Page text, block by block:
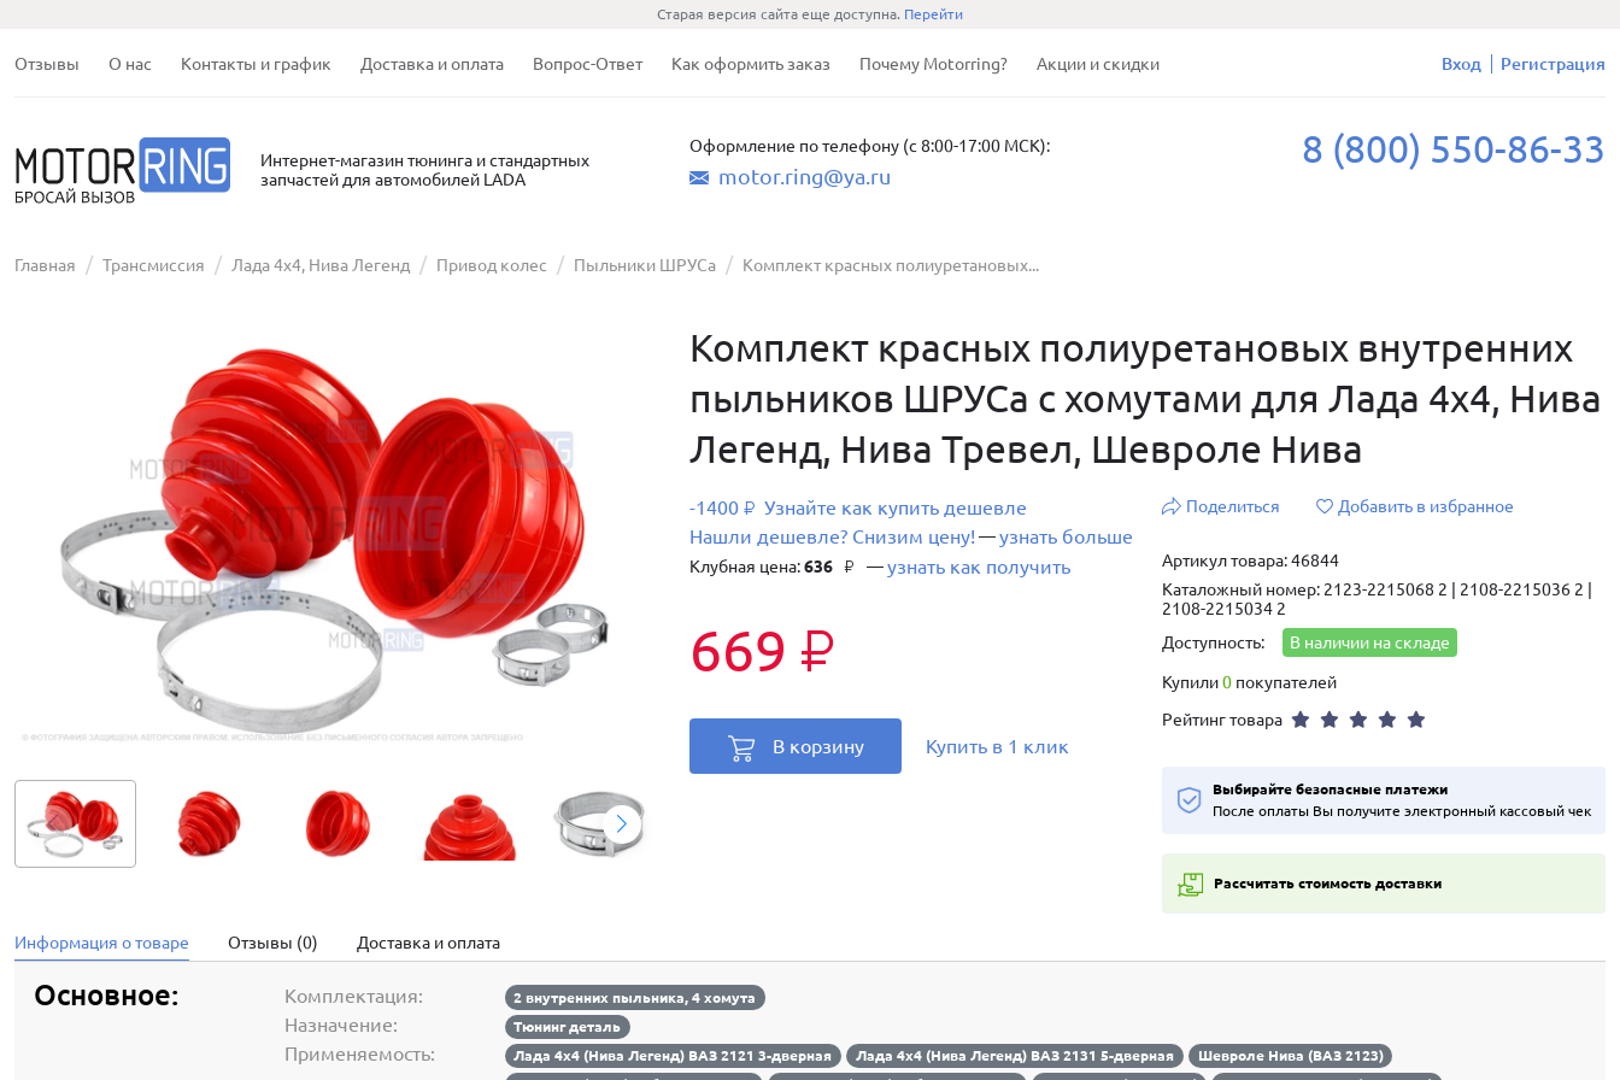
Старая версия сайта еще доступна. Перейти
Отзывы О нас Контакты и график Доставка и оплата Вопрос-Ответ Как оформить заказ Почему Motorring? Акции и скидки Вход Регистрация
Интернет-магазин тюнинга и стандартных
запчастей для автомобилей LADA
Оформление по телефону (с 8:00-17:00 МСК):
motor.ring@ya.ru
8 (800) 550-86-33
Главная Трансмиссия Лада 4х4, Нива Легенд Привод колес Пыльники ШРУСа Комплект красных полиуретановых...
Комплект красных полиуретановых внутренних
пыльников ШРУСа с хомутами для Лада 4х4, Нива
Легенд, Нива Тревел, Шевроле Нива
-1400 ₽ Узнайте как купить дешевле
Нашли дешевле? Снизим цену! —узнать больше
Клубная цена:636 ₽ —узнать как получить
669 ₽
В корзину Купить в 1 клик
Поделиться Добавить в избранное
Артикул товара: 46844
Каталожный номер: 2123-2215068 2 | 2108-2215036 2 |
2108-2215034 2
Доступность:
В наличии на складе
Купили0 покупателей
Рейтинг товара
Выбирайте безопасные платежи
После оплаты Вы получите электронный кассовый чек
Рассчитать стоимость доставки
Информация о товаре Отзывы (0) Доставка и оплата
Основное: Комплектация: 2 внутренних пыльника, 4 хомута
Назначение: Тюнинг деталь
Применяемость: Лада 4х4 (Нива Легенд) ВАЗ 2121 3-дверная Лада 4х4 (Нива Легенд) ВАЗ 2131 5-дверная
Шевроле Нива (ВАЗ 2123)